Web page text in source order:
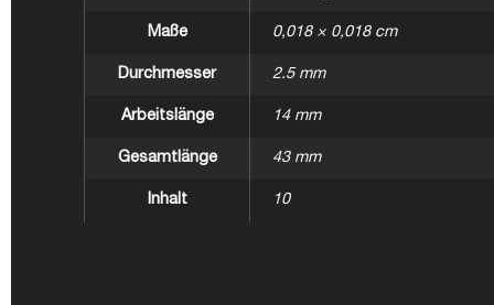
Maße 0,018 × 0,018 cm
Durchmesser 2.5 mm
Arbeitslänge 14 mm
Gesamtlänge 43 mm
Inhalt 10